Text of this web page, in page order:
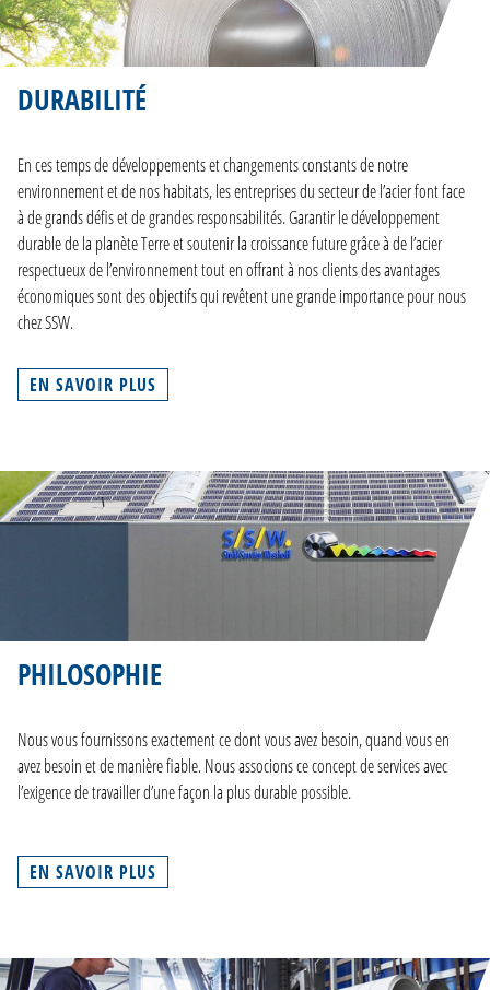
DURABILITÉ
En ces temps de développements et changements constants de notre
environnement et de nos habitats, les entreprises du secteur de l’acier font face
à de grands défis et de grandes responsabilités. Garantir le développement
durable de la planète Terre et soutenir la croissance future grâce à de l’acier
respectueux de l’environnement tout en offrant à nos clients des avantages
économiques sont des objectifs qui revêtent une grande importance pour nous
chez SSW.
EN SAVOIR PLUS
PHILOSOPHIE
Nous vous fournissons exactement ce dont vous avez besoin, quand vous en
avez besoin et de manière fiable. Nous associons ce concept de services avec
l’exigence de travailler d’une façon la plus durable possible.
EN SAVOIR PLUS